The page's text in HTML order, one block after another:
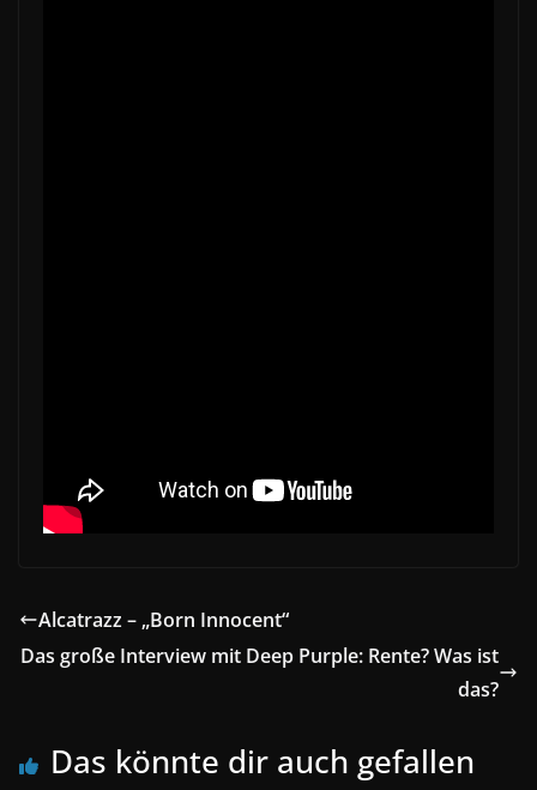
Alcatrazz – „Born Innocent“
Das große Interview mit Deep Purple: Rente? Was ist
das?
Das könnte dir auch gefallen